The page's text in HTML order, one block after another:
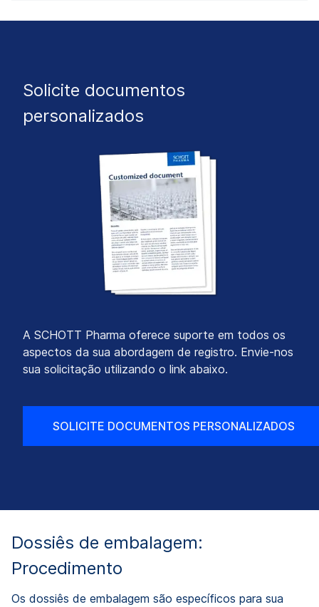
Solicite documentos
personalizados
A SCHOTT Pharma oferece suporte em todos os
aspectos da sua abordagem de registro. Envie-nos
sua solicitação utilizando o link abaixo.
SOLICITE DOCUMENTOS PERSONALIZADOS
Dossiês de embalagem:
Procedimento
Os dossiês de embalagem são específicos para sua